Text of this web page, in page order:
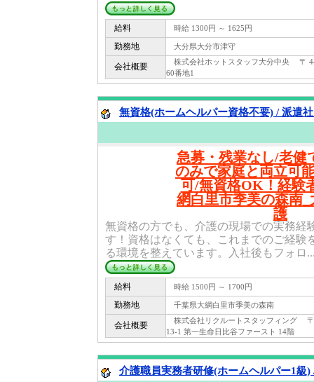
給料 時給 1300円 ～ 1625円
勤務地 大分県大分市津守
会社概要
株式会社ホットスタッフ大分中央 〒
60番地1
無資格(ホームヘルパー資格不要) / 派遣
急募・残業なし/老健
のみで家庭と両立可
可/無資格OK！経験
網白里市季美の森南
護
無資格の方でも、介護の現場での実務経
す！資格はなくても、これまでのご経験
る環境を整えています。入社後もフォロ
給料 時給 1500円 ～ 1700円
勤務地 千葉県大網白里市季美の森南
会社概要
株式会社リクルートスタッフィング
13-1 第一生命日比谷ファースト 14階
介護職員実務者研修(ホームヘルパー1級)